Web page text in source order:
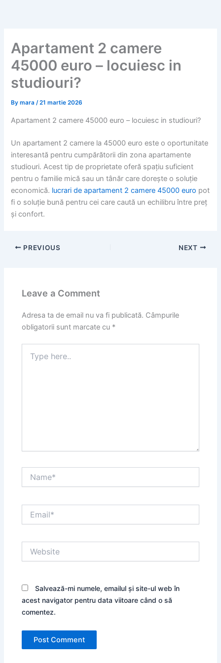
Apartament 2 camere
45000 euro – locuiesc in
studiouri?
Bymara/21 martie 2026
Apartament 2 camere 45000 euro – locuiesc in studiouri?
Un apartament 2 camere la 45000 euro este o oportunitate
interesantă pentru cumpărătorii din zona apartamente
studiouri. Acest tip de proprietate oferă spațiu suficient
pentru o familie mică sau un tânăr care dorește o soluție
economică. lucrari de apartament 2 camere 45000 euro pot
fi o soluție bună pentru cei care caută un echilibru între preț
și confort.
PREVIOUS NEXT
Leave a Comment
Adresa ta de email nu va fi publicată. Câmpurile
obligatorii sunt marcate cu *
here..
Salvează-mi numele, emailul și site-ul web în
acest navigator pentru data viitoare când o să
comentez.